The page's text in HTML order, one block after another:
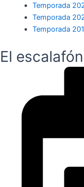
Temporada
Temporada
Temporada
El